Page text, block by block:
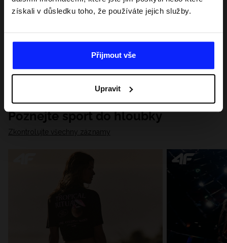
získali v důsledku toho, že používáte jejich služby.
Přijmout vše
Upravit
Poznejte sport do hloubky
Zkontrolujte všechny záznamy